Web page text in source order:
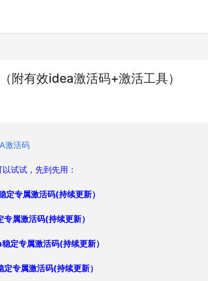
附有效idea激活码+激活工具）
激活码
试试，先到先用：
专属激活码(持续更新）
专属激活码(持续更新）
定专属激活码(持续更新）
专属激活码(持续更新）